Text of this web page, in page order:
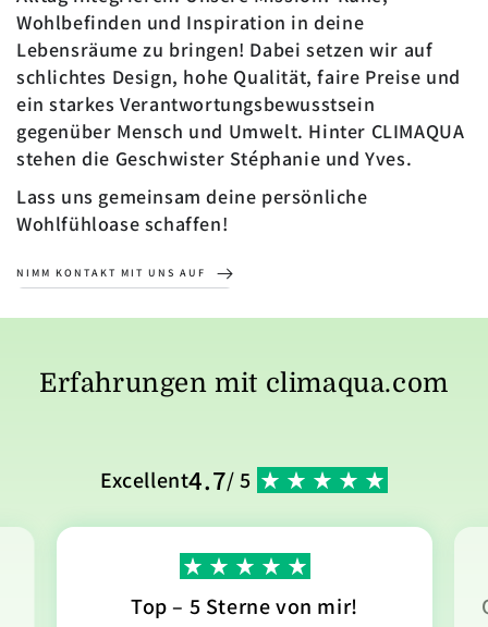
Wohlbefinden und Inspiration in deine
Lebensräume zu bringen! Dabei setzen wir auf
schlichtes Design, hohe Qualität, faire Preise und
ein starkes Verantwortungsbewusstsein
gegenüber Mensch und Umwelt. Hinter CLIMAQUA
stehen die Geschwister Stéphanie und Yves.
Lass uns gemeinsam deine persönliche
Wohlfühloase schaffen!
NIMM KONTAKT MIT UNS AUF
Erfahrungen mit climaqua.com
Excellent4.7/ 5
Top – 5 Sterne von mir!